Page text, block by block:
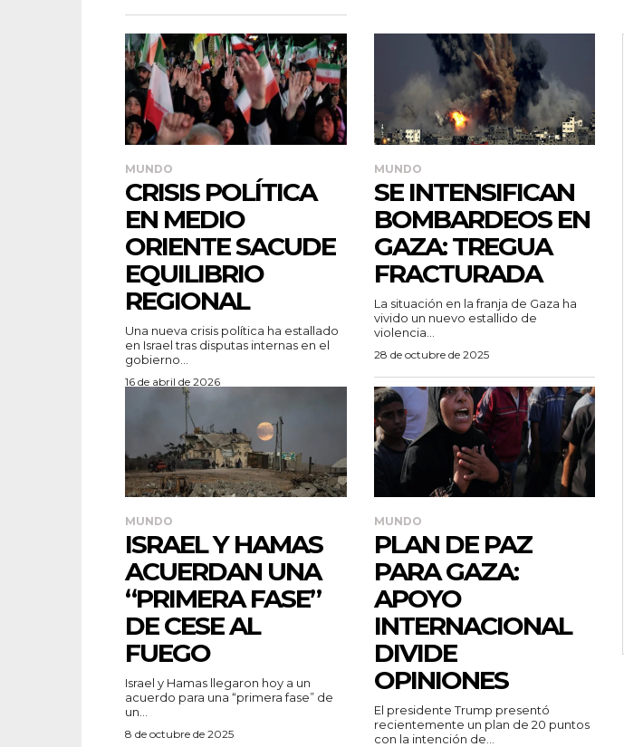
MUNDO
CRISIS POLÍTICA
EN MEDIO
ORIENTE SACUDE
EQUILIBRIO
REGIONAL
Una nueva crisis política ha estallado
en Israel tras disputas internas en el
gobierno...
16 de abril de 2026
MUNDO
SE INTENSIFICAN
BOMBARDEOS EN
GAZA: TREGUA
FRACTURADA
La situación en la franja de Gaza ha
vivido un nuevo estallido de
violencia...
28 de octubre de 2025
MUNDO
ISRAEL Y HAMAS
ACUERDAN UNA
“PRIMERA FASE”
DE CESE AL
FUEGO
Israel y Hamas llegaron hoy a un
acuerdo para una “primera fase” de
un...
8 de octubre de 2025
MUNDO
PLAN DE PAZ
PARA GAZA:
APOYO
INTERNACIONAL
DIVIDE
OPINIONES
El presidente Trump presentó
recientemente un plan de 20 puntos
con la intención de...